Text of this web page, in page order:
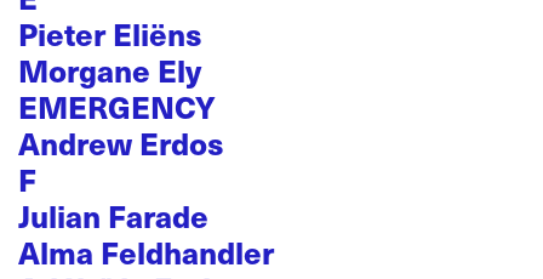
Pieter Eliëns
Morgane Ely
EMERGENCY
Andrew Erdos
F
Julian Farade
Alma Feldhandler